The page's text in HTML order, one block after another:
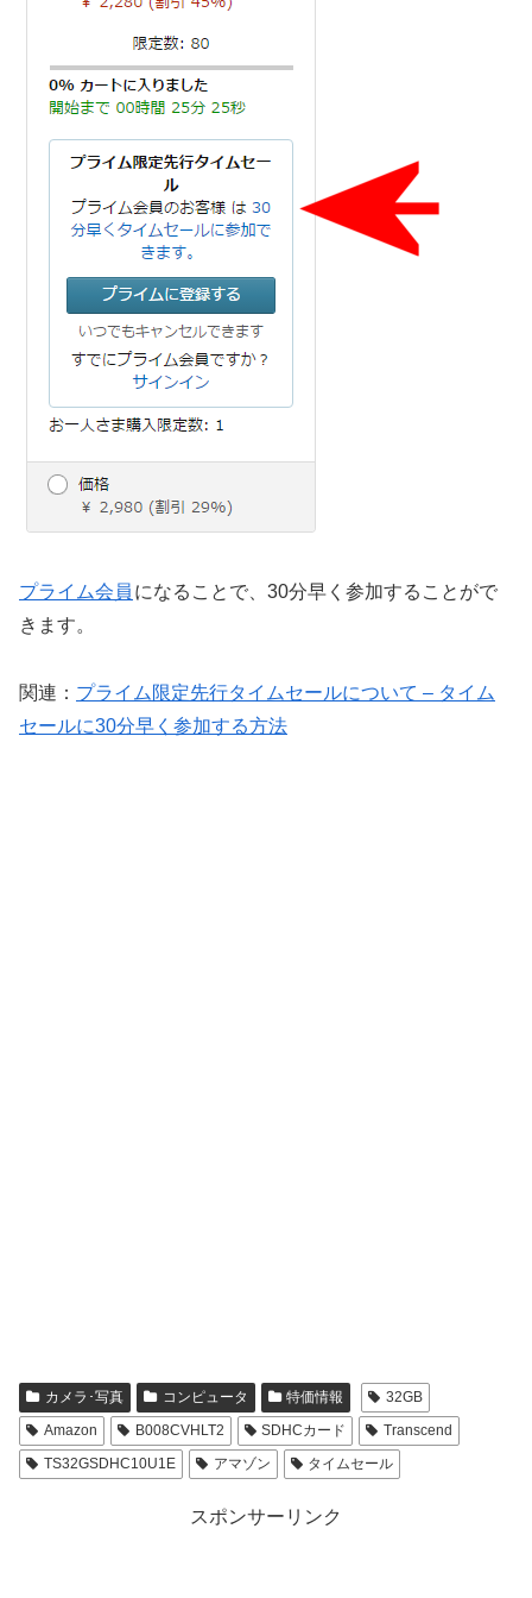
プライム会員 になることで、30分早く参加することがで
きます。
関連： プライム限定先行タイムセールについて – タイム
セールに30分早く参加する方法
カメラ･写真 コンピュータ 特価情報
32GB
Amazon
B008CVHLT2 SDHCカード
Transcend
TS32GSDHC10U1E
アマゾン タイムセール
スポンサーリンク